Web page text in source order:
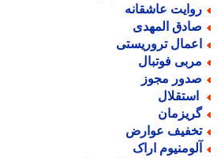
عاشقانه
المهدی
تروریستی
فوتبال
مجوز
عوارض
اراک